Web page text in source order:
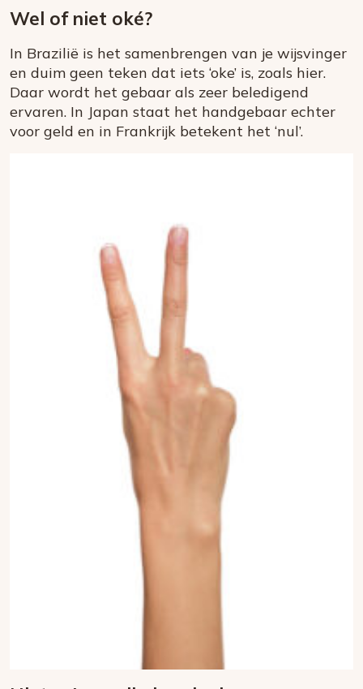
Wel of niet oké?
In Brazilië is het samenbrengen van je wijsvinger
en duim geen teken dat iets ‘oke’ is, zoals hier.
Daar wordt het gebaar als zeer beledigend
ervaren. In Japan staat het handgebaar echter
voor geld en in Frankrijk betekent het ‘nul’.